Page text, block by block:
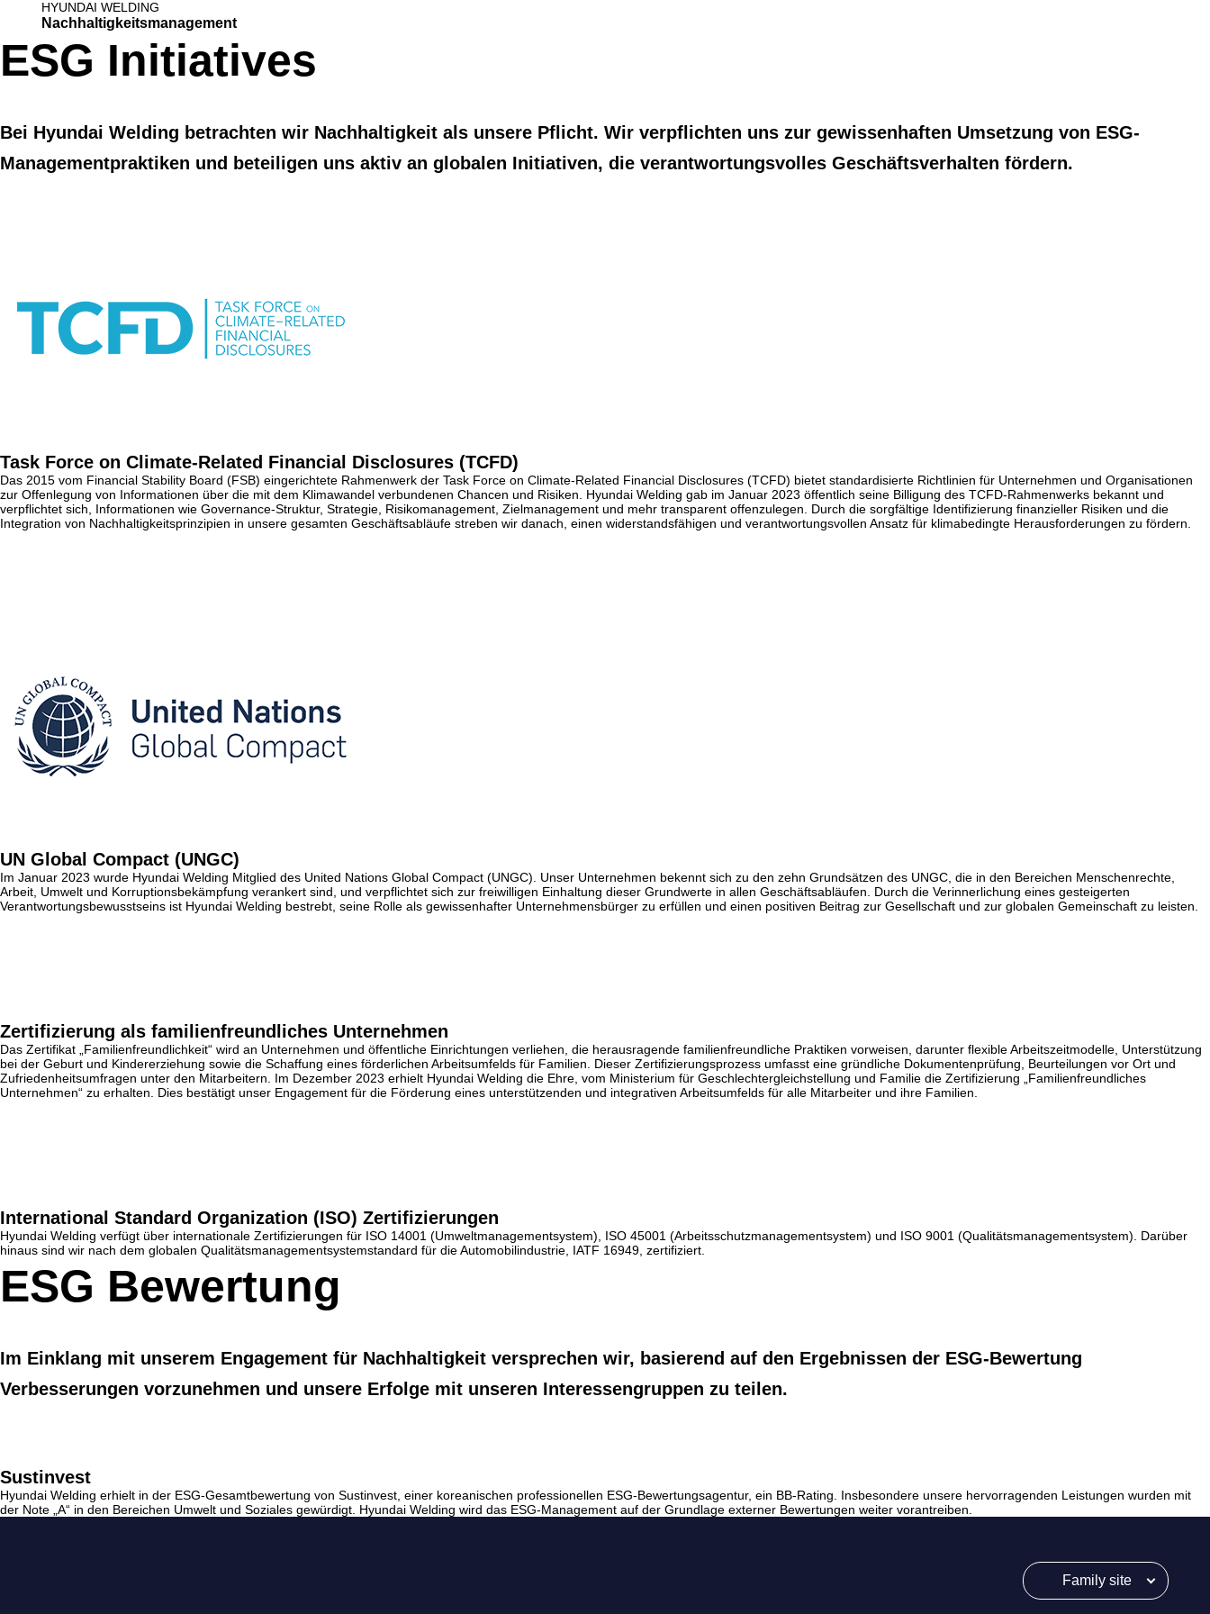
HYUNDAI WELDING
Nachhaltigkeitsmanagement
ESG Initiatives
Bei Hyundai Welding betrachten wir Nachhaltigkeit als unsere Pflicht. Wir verpflichten uns zur gewissenhaften Umsetzung von ESG-
Managementpraktiken und beteiligen uns aktiv an globalen Initiativen, die verantwortungsvolles Geschäftsverhalten fördern.
Task Force on Climate-Related Financial Disclosures (TCFD)
Das 2015 vom Financial Stability Board (FSB) eingerichtete Rahmenwerk der Task Force on Climate-Related Financial Disclosures (TCFD) bietet standardisierte Richtlinien für Unternehmen und Organisationen
zur Offenlegung von Informationen über die mit dem Klimawandel verbundenen Chancen und Risiken. Hyundai Welding gab im Januar 2023 öffentlich seine Billigung des TCFD-Rahmenwerks bekannt und
verpflichtet sich, Informationen wie Governance-Struktur, Strategie, Risikomanagement, Zielmanagement und mehr transparent offenzulegen. Durch die sorgfältige Identifizierung finanzieller Risiken und die
Integration von Nachhaltigkeitsprinzipien in unsere gesamten Geschäftsabläufe streben wir danach, einen widerstandsfähigen und verantwortungsvollen Ansatz für klimabedingte Herausforderungen zu fördern.
UN Global Compact (UNGC)
Im Januar 2023 wurde Hyundai Welding Mitglied des United Nations Global Compact (UNGC). Unser Unternehmen bekennt sich zu den zehn Grundsätzen des UNGC, die in den Bereichen Menschenrechte,
Arbeit, Umwelt und Korruptionsbekämpfung verankert sind, und verpflichtet sich zur freiwilligen Einhaltung dieser Grundwerte in allen Geschäftsabläufen. Durch die Verinnerlichung eines gesteigerten
Verantwortungsbewusstseins ist Hyundai Welding bestrebt, seine Rolle als gewissenhafter Unternehmensbürger zu erfüllen und einen positiven Beitrag zur Gesellschaft und zur globalen Gemeinschaft zu leisten.
Zertifizierung als familienfreundliches Unternehmen
Das Zertifikat „Familienfreundlichkeit“ wird an Unternehmen und öffentliche Einrichtungen verliehen, die herausragende familienfreundliche Praktiken vorweisen, darunter flexible Arbeitszeitmodelle, Unterstützung
bei der Geburt und Kindererziehung sowie die Schaffung eines förderlichen Arbeitsumfelds für Familien. Dieser Zertifizierungsprozess umfasst eine gründliche Dokumentenprüfung, Beurteilungen vor Ort und
Zufriedenheitsumfragen unter den Mitarbeitern. Im Dezember 2023 erhielt Hyundai Welding die Ehre, vom Ministerium für Geschlechtergleichstellung und Familie die Zertifizierung „Familienfreundliches
Unternehmen“ zu erhalten. Dies bestätigt unser Engagement für die Förderung eines unterstützenden und integrativen Arbeitsumfelds für alle Mitarbeiter und ihre Familien.
International Standard Organization (ISO) Zertifizierungen
Hyundai Welding verfügt über internationale Zertifizierungen für ISO 14001 (Umweltmanagementsystem), ISO 45001 (Arbeitsschutzmanagementsystem) und ISO 9001 (Qualitätsmanagementsystem). Darüber
hinaus sind wir nach dem globalen Qualitätsmanagementsystemstandard für die Automobilindustrie, IATF 16949, zertifiziert. ​
ESG Bewertung
Im Einklang mit unserem Engagement für Nachhaltigkeit versprechen wir, basierend auf den Ergebnissen der ESG-Bewertung
Verbesserungen vorzunehmen und unsere Erfolge mit unseren Interessengruppen zu teilen.
Sustinvest
Hyundai Welding erhielt in der ESG-Gesamtbewertung von Sustinvest, einer koreanischen professionellen ESG-Bewertungsagentur, ein BB-Rating. Insbesondere unsere hervorragenden Leistungen wurden mit
der Note „A“ in den Bereichen Umwelt und Soziales gewürdigt. Hyundai Welding wird das ESG-Management auf der Grundlage externer Bewertungen weiter vorantreiben.
Family site